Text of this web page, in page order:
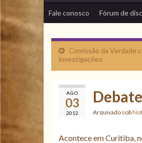
Fale conosco Fórum de
Comissão da Verdade
investigações
AGO
03
2012 Arquivado sob
Acontece em Curitiba,